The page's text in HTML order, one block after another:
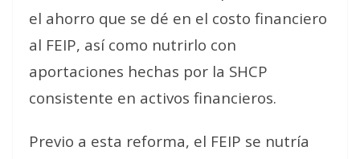
el ahorro que se dé en el costo financiero
al FEIP, así como nutrirlo con
aportaciones hechas por la SHCP
consistente en activos financieros.
Previo a esta reforma, el FEIP se nutría